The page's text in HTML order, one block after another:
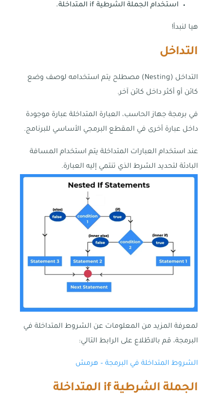
استخدام الجملة الشرطية if المتداخلة.
هيا لنبدأ!
التداخل
التداخل (Nesting) مصطلح يتم استخدامه لوصف وضع
كائن أو أكثر داخل كائن آخر.
في برمجة جهاز الحاسب، العبارة المتداخلة عبارة موجودة
داخل عبارة أخرى في المقطع البرمجي الأساسي للبرنامج.
عند استخدام العبارات المتداخلة يتم استخدام المسافة
البادئة لتحديد الشرط الذي تنتمي إليه العبارة.
لمعرفة المزيد من المعلومات عن الشروط المتداخلة في
البرمجة، قم بالاطّلاع على الرابط التالي:
الشروط المتداخلة في البرمجة – هرمش
الجملة الشرطيةif المتداخلة